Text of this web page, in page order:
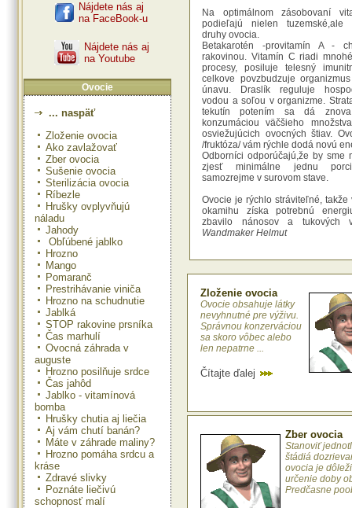
Nájdete nás aj
na FaceBook-u
Nájdete nás aj
na Youtube
Ovocie
... naspäť
Zloženie ovocia
Ako zavlažovať
Zber ovocia
Sušenie ovocia
Sterilizácia ovocia
Ríbezle
Hrušky ovplyvňujú
náladu
Jahody
Obľúbené jablko
Hrozno
Mango
Pomaranč
Prestrihávanie viniča
Hrozno na schudnutie
Jablká
STOP rakovine prsníka
Čas marhulí
Ovocná záhrada v
auguste
Hrozno posilňuje srdce
Čas jahôd
Jablko - vitamínová
bomba
Hrušky chutia aj liečia
Aj vám chutí banán?
Máte v záhrade maliny?
Hrozno pomáha srdcu a
kráse
Zdravé slivky
Poznáte liečivú
schopnosť malí
Na optimálnom zásobovaní
podieľajú nielen tuzemské,ale
druhy ovocia.
Betakarotén -provitamín A -
rakovinou. Vitamín C riadi
procesy, posiluje telesný
celkove povzbudzuje
únavu. Draslík reguluje
vodou a soľou v organizme.
tekutín potením sa dá
konzumáciou väčšieho
osviežujúcich ovocných štiav.
/fruktóza/ vám rýchle dodá novú
Odborníci odporúčajú,že by sme
zjesť minimálne jednu
samozrejme v surovom stave.
Ovocie je rýchlo stráviteľné, takže
okamihu získa potrebnú
zbavilo nánosov a tukových
Wandmaker Helmut
Zloženie ovocia
Ovocie obsahuje látky
nevyhnutné pre výživu.
Správnou konzerváciou
sa skoro vôbec alebo
len nepatrne ...
Čítajte ďalej
Zber ovocia
Stanoviť
štádiá
ovocia je
určenie doby
Predčasne